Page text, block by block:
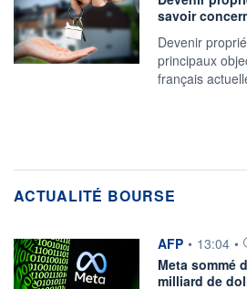
savoir
Devenir
principaux
français
ACTUALITÉ BOURSE
information
AFP • 13:04 •
Meta sommé
milliard de